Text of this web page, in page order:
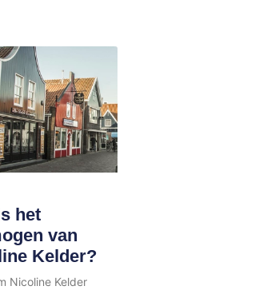
het
van
Kelder?
Nicoline Kelder